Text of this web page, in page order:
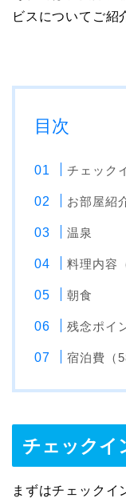
ビスについてご紹
目次
チェック
お部屋紹
温泉
料理内容
朝食
残念ポイ
宿泊費（
チェックイ
まずはチェックイ